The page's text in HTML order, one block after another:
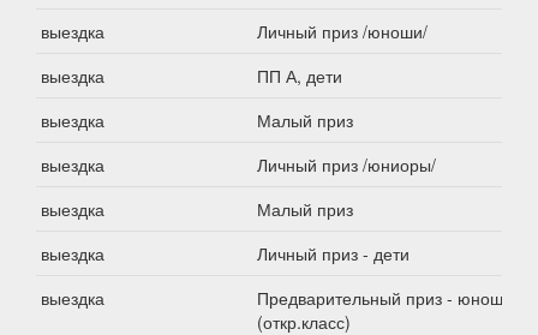
выездка
Личный приз /юноши/
выездка
ПП А, дети
выездка
Малый приз
выездка
Личный приз /юниоры/
выездка
Малый приз
выездка
Личный приз - дети
выездка
Предварительный приз - юноши
(откр.класс)